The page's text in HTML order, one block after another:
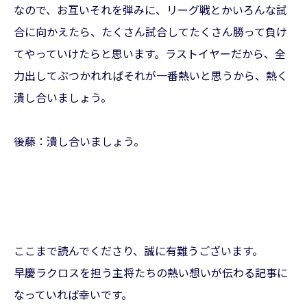
なので、お互いそれを弾みに、リーグ戦とかいろんな試
合に向かえたら、たくさん試合してたくさん勝って負け
てやっていけたらと思います。ラストイヤーだから、全
力出してぶつかれればそれが一番熱いと思うから、熱く
潰し合いましょう。
後藤：潰し合いましょう。
ここまで読んでくださり、誠に有難うございます。
早慶ラクロスを担う主将たちの熱い想いが伝わる記事に
なっていれば幸いです。